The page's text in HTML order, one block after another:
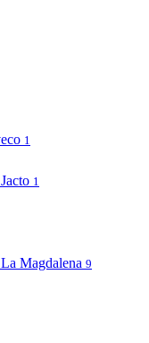
1
Jacto 1
La Magdalena 9